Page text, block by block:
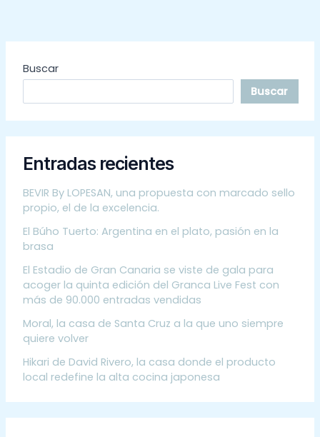
Buscar
Buscar
Entradas recientes
BEVIR By LOPESAN, una propuesta con marcado sello
propio, el de la excelencia.
El Búho Tuerto: Argentina en el plato, pasión en la
brasa
El Estadio de Gran Canaria se viste de gala para
acoger la quinta edición del Granca Live Fest con
más de 90.000 entradas vendidas
Moral, la casa de Santa Cruz a la que uno siempre
quiere volver
Hikari de David Rivero, la casa donde el producto
local redefine la alta cocina japonesa